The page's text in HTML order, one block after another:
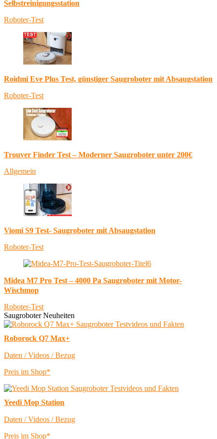
Selbstreinigungsstation
Roboter-Test
Roidmi Eve Plus Test, günstiger Saugroboter mit Absaugstation
Roboter-Test
Trouver Finder Test – Moderner Saugroboter unter 200€
Allgemein
Viomi S9 Test- Saugroboter mit Absaugstation
Roboter-Test
Midea M7 Pro Test – 4000 Pa Saugroboter mit Motor-
Wischmop
Roboter-Test
Saugroboter Neuheiten
Roborock Q7 Max+
Daten / Videos / Bezug
Preis im Shop*
Yeedi Mop Station
Daten / Videos / Bezug
Preis im Shop*